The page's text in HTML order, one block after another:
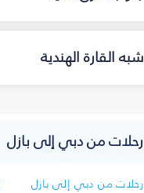
شبه القارة الهندية
رحلات من دبي إلى بازل
رحلات من دبي إلى بازل